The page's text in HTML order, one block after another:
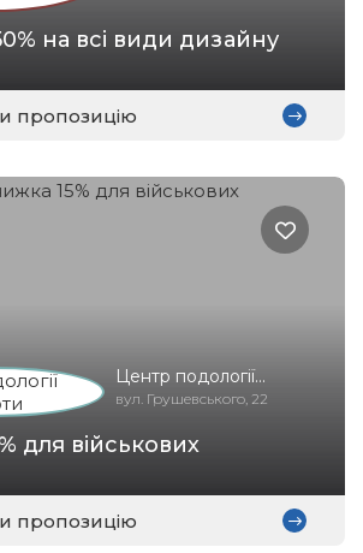
на всі види дизайну
пропозицію
Центр подології
Дотик Турботи
вул. Грушевського, 22
для військових
пропозицію